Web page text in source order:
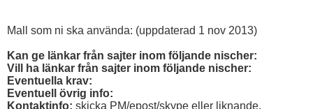
Mall som ni ska använda: (uppdaterad 1 nov 2013)
Kan ge länkar från sajter inom följande nischer:
Vill ha länkar från sajter inom följande nischer:
Eventuella krav:
Eventuell övrig info:
Kontaktinfo: skicka PM/epost/skype eller liknande.